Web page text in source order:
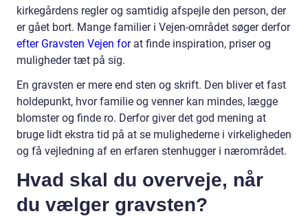
kirkegårdens regler og samtidig afspejle den person, der
er gået bort. Mange familier i Vejen-området søger derfor
efter Gravsten Vejen forat finde inspiration, priser og
muligheder tæt på sig.
En gravsten er mere end sten og skrift. Den bliver et fast
holdepunkt, hvor familie og venner kan mindes, lægge
blomster og finde ro. Derfor giver det god mening at
bruge lidt ekstra tid på at se mulighederne i virkeligheden
og få vejledning af en erfaren stenhugger i nærområdet.
Hvad skal du overveje, når
du vælger gravsten?